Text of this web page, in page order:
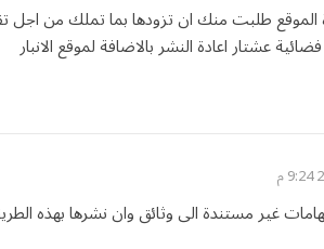
الموقع طلبت منك ان تزودها بما تملك من اجل
عشتار اعادة النشر بالاضافة لموقع الانبار
غير مستندة الى وثائق وان نشرها بهذه